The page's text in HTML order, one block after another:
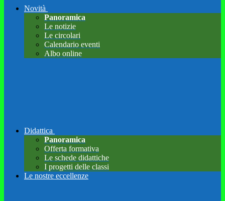
Novità
Panoramica
Le notizie
Le circolari
Calendario eventi
Albo online
Didattica
Panoramica
Offerta formativa
Le schede didattiche
I progetti delle classi
Le nostre eccellenze